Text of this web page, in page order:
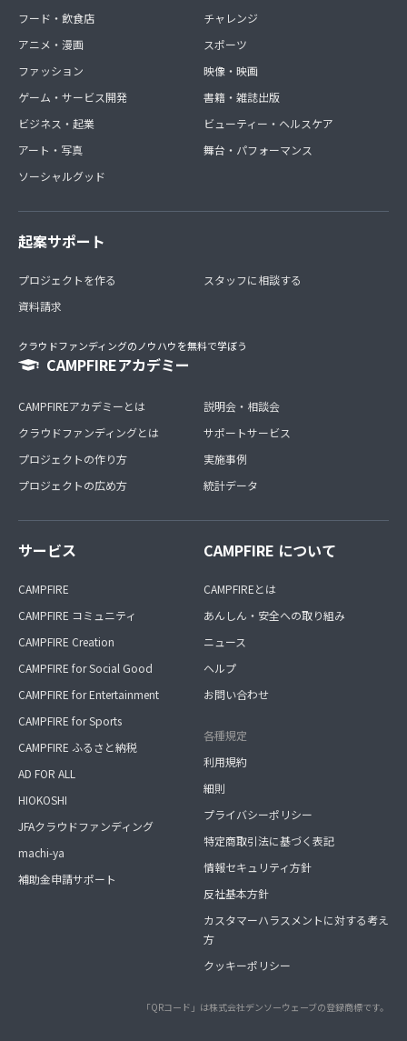
フード・飲食店
アニメ・漫画
ファッション
ゲーム・サービス開発
ビジネス・起業
アート・写真
ソーシャルグッド
チャレンジ
スポーツ
映像・映画
書籍・雑誌出版
ビューティー・ヘルスケア
舞台・パフォーマンス
起案サポート
プロジェクトを作る
資料請求
スタッフに相談する
クラウドファンディングのノウハウを無料で学ぼう
CAMPFIREアカデミー
CAMPFIREアカデミーとは
クラウドファンディングとは
プロジェクトの作り方
プロジェクトの広め方
説明会・相談会
サポートサービス
実施事例
統計データ
サービス
CAMPFIRE
CAMPFIRE コミュニティ
CAMPFIRE Creation
CAMPFIRE for Social Good
CAMPFIRE for Entertainment
CAMPFIRE for Sports
CAMPFIRE ふるさと納税
AD FOR ALL
HIOKOSHI
JFAクラウドファンディング
machi-ya
補助金申請サポート
CAMPFIRE について
CAMPFIREとは
あんしん・安全への取り組み
ニュース
ヘルプ
お問い合わせ
各種規定
利用規約
細則
プライバシーポリシー
特定商取引法に基づく表記
情報セキュリティ方針
反社基本方針
カスタマーハラスメントに対する考え
方
クッキーポリシー
「QRコード」は株式会社デンソーウェーブの登録商標です。